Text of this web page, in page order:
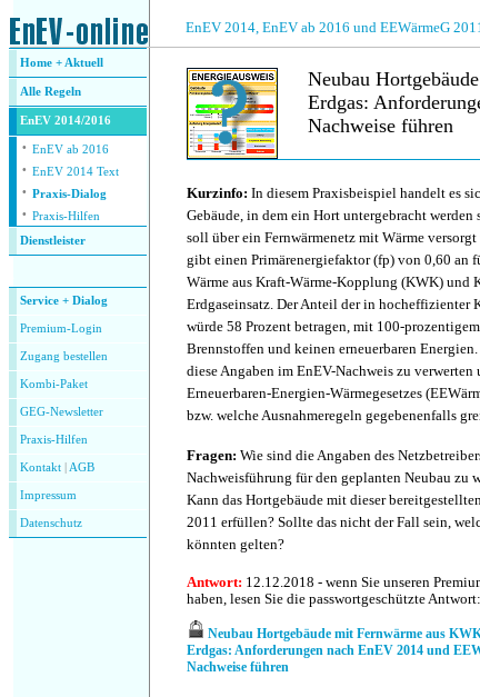
EnEV 2014, EnEV ab 2016 und EEWärmeG
Home + Aktuell
Alle Regeln
EnEV 2014/2016
· EnEV ab 2016
· EnEV 2014 Text
· Praxis-Dialog
· Praxis-Hilfen
Dienstleister
Service + Dialog
Premium-Login
Zugang bestellen
Kombi-Paket
GEG-Newsletter
Praxis-Hilfen
Kontakt AGB
Impressum
Datenschutz
Neubau
Erdgas:
Nachweise führen
Kurzinfo: In diesem Praxisbeispiel handelt es
Gebäude, in dem ein Hort untergebracht werden
soll über ein Fernwärmenetz mit Wärme
gibt einen Primärenergiefaktor (fp) von 0,60 an
Wärme aus Kraft-Wärme-Kopplung (KWK) und
Erdgaseinsatz. Der Anteil der in hocheffizienter
würde 58 Prozent betragen, mit 100-
Brennstoffen und keinen erneuerbaren
diese Angaben im EnEV-Nachweis zu
Erneuerbaren-Energien-Wärmegesetzes
bzw. welche Ausnahmeregeln gegebenenfalls
Fragen: Wie sind die Angaben des
Nachweisführung für den geplanten Neubau zu
Kann das Hortgebäude mit dieser
2011 erfüllen? Sollte das nicht der Fall sein,
könnten gelten?
Antwort: 12.12.2018 - wenn Sie unseren
haben, lesen Sie die passwortgeschützte Antwort:
Neubau Hortgebäude mit Fernwärme aus
Erdgas: Anforderungen nach EnEV 2014 und
Nachweise führen